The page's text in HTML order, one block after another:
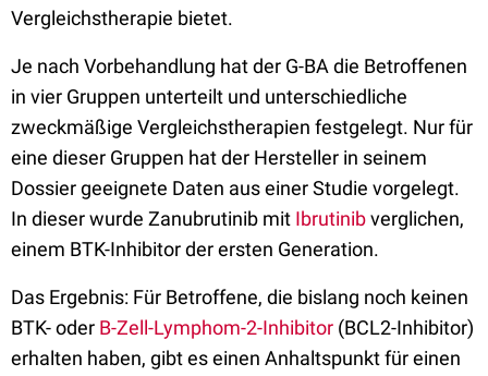
Vergleichstherapie bietet.
Je nach Vorbehandlung hat der G-BA die Betroffenen
in vier Gruppen unterteilt und unterschiedliche
zweckmäßige Vergleichstherapien festgelegt. Nur für
eine dieser Gruppen hat der Hersteller in seinem
Dossier geeignete Daten aus einer Studie vorgelegt.
In dieser wurde Zanubrutinib mit Ibrutinibverglichen,
einem BTK-Inhibitor der ersten Generation.
Das Ergebnis: Für Betroffene, die bislang noch keinen
BTK- oder B-Zell-Lymphom-2-Inhibitor (BCL2-Inhibitor)
erhalten haben, gibt es einen Anhaltspunkt für einen